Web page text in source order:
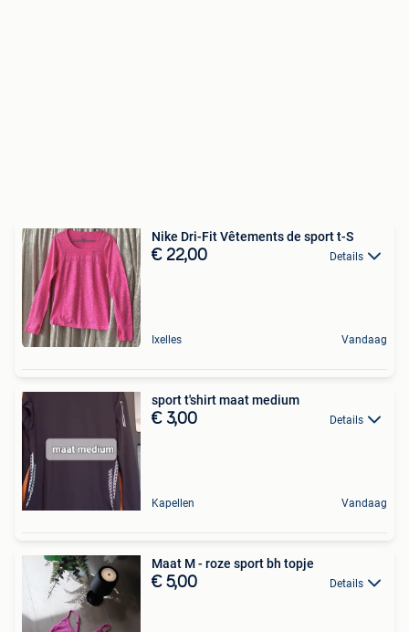
Nike Dri-Fit Vêtements de sport t-S
€ 22,00 Details
Ixelles Vandaag
sport t'shirt maat medium
€ 3,00 Details
Kapellen Vandaag
Maat M - roze sport bh topje
€ 5,00 Details